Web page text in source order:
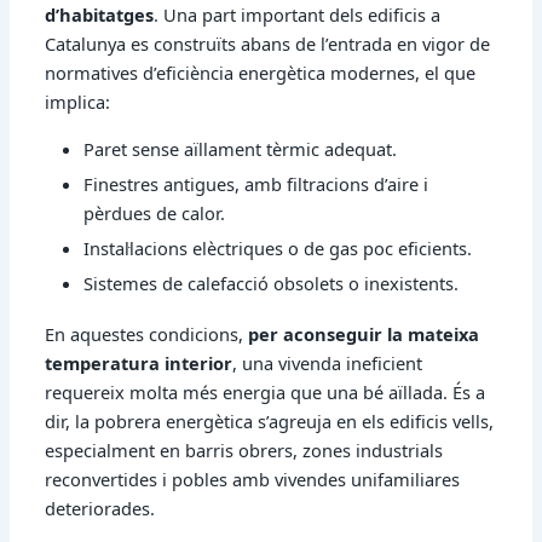
d’habitatges. Una part important dels edificis a
Catalunya es construïts abans de l’entrada en vigor de
normatives d’eficiència energètica modernes, el que
implica:
Paret sense aïllament tèrmic adequat.
Finestres antigues, amb filtracions d’aire i
pèrdues de calor.
Instal·lacions elèctriques o de gas poc eficients.
Sistemes de calefacció obsolets o inexistents.
En aquestes condicions, per aconseguir la mateixa
temperatura interior, una vivenda ineficient
requereix molta més energia que una bé aïllada. És a
dir, la pobrera energètica s’agreuja en els edificis vells,
especialment en barris obrers, zones industrials
reconvertides i pobles amb vivendes unifamiliares
deteriorades.